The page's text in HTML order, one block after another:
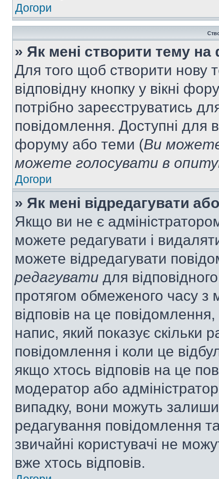
Догори
» Як мені створити тему на
Для того щоб створити нову
відповідну кнопку у вікні
потрібно зареєструватись
повідомлення. Доступні для
форуму або теми (Ви
можете голосувати в
Догори
» Як мені відредагувати
Якщо ви не є
можете редагувати і
можете відредагувати
редагувати для
протягом обмеженого часу
відповів на це
напис, який показує скільки
повідомлення і коли це
якщо хтось відповів на це
модератор або
випадку, вони можуть
редагування повідомлення
звичайні користувачі не
вже хтось відповів.